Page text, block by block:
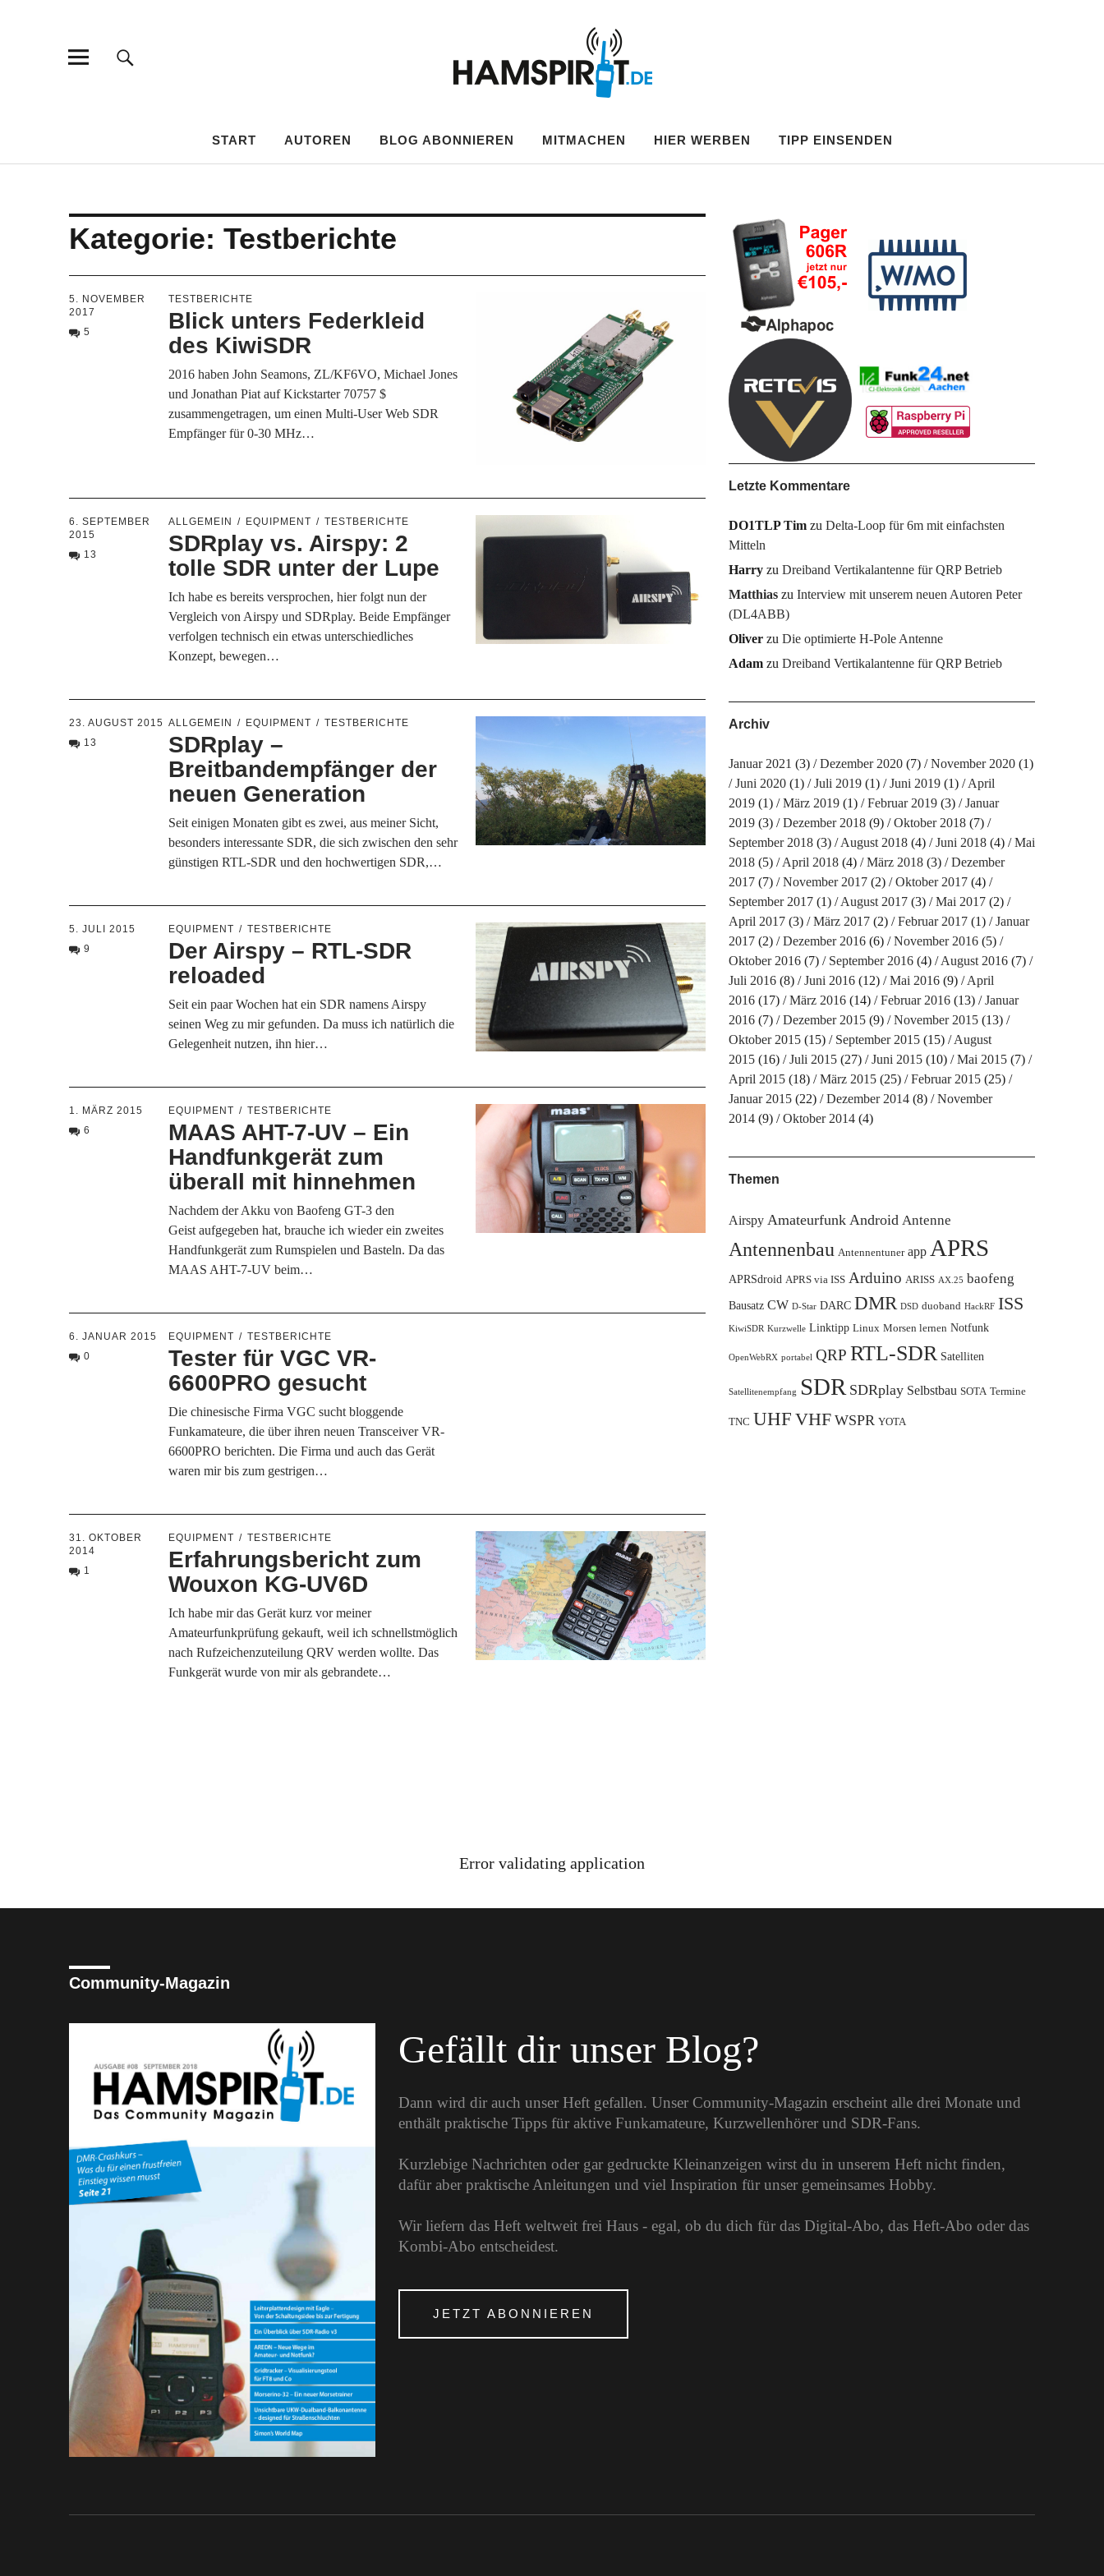
HAMSPIRIT.DE
START AUTOREN BLOG ABONNIEREN MITMACHEN HIER WERBEN TIPP EINSENDEN
Kategorie: Testberichte
5. NOVEMBER
2017
5
TESTBERICHTE
Blick unters Federkleid
des KiwiSDR
2016 haben John Seamons, ZL/KF6VO, Michael Jones
und Jonathan Piat auf Kickstarter 70757 $
zusammengetragen, um einen Multi-User Web SDR
Empfänger für 0-30 MHz…
6. SEPTEMBER
2015
13
ALLGEMEIN EQUIPMENT TESTBERICHTE
SDRplay vs. Airspy: 2
tolle SDR unter der Lupe
Ich habe es bereits versprochen, hier folgt nun der
Vergleich von Airspy und SDRplay. Beide Empfänger
verfolgen technisch ein etwas unterschiedliches
Konzept, bewegen…
23. AUGUST 2015
13
ALLGEMEIN EQUIPMENT TESTBERICHTE
SDRplay –
Breitbandempfänger der
neuen Generation
Seit einigen Monaten gibt es zwei, aus meiner Sicht,
besonders interessante SDR, die sich zwischen den sehr
günstigen RTL-SDR und den hochwertigen SDR,…
5. JULI 2015
9
EQUIPMENT TESTBERICHTE
Der Airspy – RTL-SDR
reloaded
Seit ein paar Wochen hat ein SDR namens Airspy
seinen Weg zu mir gefunden. Da muss ich natürlich die
Gelegenheit nutzen, ihn hier…
1. MÄRZ 2015
6
EQUIPMENT TESTBERICHTE
MAAS AHT-7-UV – Ein
Handfunkgerät zum
überall mit hinnehmen
Nachdem der Akku von Baofeng GT-3 den
Geist aufgegeben hat, brauche ich wieder ein zweites
Handfunkgerät zum Rumspielen und Basteln. Da das
MAAS AHT-7-UV beim…
6. JANUAR 2015
0
EQUIPMENT TESTBERICHTE
Tester für VGC VR-
6600PRO gesucht
Die chinesische Firma VGC sucht bloggende
Funkamateure, die über ihren neuen Transceiver VR-
6600PRO berichten. Die Firma und auch das Gerät
waren mir bis zum gestrigen…
31. OKTOBER
2014
1
EQUIPMENT TESTBERICHTE
Erfahrungsbericht zum
Wouxon KG-UV6D
Ich habe mir das Gerät kurz vor meiner
Amateurfunkprüfung gekauft, weil ich schnellstmöglich
nach Rufzeichenzuteilung QRV werden wollte. Das
Funkgerät wurde von mir als gebrandete…
Letzte Kommentare
DO1TLP Timzu Delta-Loop für 6m mit einfachsten
Mitteln
Harryzu Dreiband Vertikalantenne für QRP Betrieb
Matthiaszu Interview mit unserem neuen Autoren Peter
(DL4ABB)
Oliverzu Die optimierte H-Pole Antenne
Adamzu Dreiband Vertikalantenne für QRP Betrieb
Archiv
Januar 2021 (3) Dezember 2020(7) November 2020(1)
Juni 2020(1) Juli 2019(1) Juni 2019(1)
April
2019(1) März 2019(1) Februar 2019(3)
Januar
2019(3) Dezember 2018(9) Oktober 2018(7)
September 2018(3) August 2018(4) Juni 2018(4)
Mai
2018(5) April 2018(4) März 2018(3)
Dezember
2017(7) November 2017(2) Oktober 2017(4)
September 2017(1) August 2017(3) Mai 2017(2)
April 2017(3) März 2017(2) Februar 2017(1)
Januar
2017(2) Dezember 2016(6) November 2016(5)
Oktober 2016(7) September 2016(4) August 2016(7)
Juli 2016(8) Juni 2016(12) Mai 2016(9)
April
2016(17) März 2016(14) Februar 2016(13)
Januar
2016(7) Dezember 2015(9) November 2015(13)
Oktober 2015(15) September 2015(15)
August
2015(16) Juli 2015(27) Juni 2015(10) Mai 2015(7)
April 2015(18) März 2015(25) Februar 2015(25)
Januar 2015(22) Dezember 2014(8)
November
2014(9) Oktober 2014(4)
Themen
Airspy Amateurfunk Android Antenne
Antennenbau Antennentuner app APRS
APRSdroid APRS via ISS Arduino ARISS AX.25 baofeng
Bausatz CW D-Star DARC DMR DSD duoband HackRF ISS
KiwiSDR Kurzwelle Linktipp Linux Morsen lernen Notfunk
OpenWebRX portabel QRP RTL-SDR Satelliten
Satellitenempfang SDR SDRplay Selbstbau SOTA Termine
TNC UHF VHF WSPR YOTA
Error validating application
Community-Magazin
Gefällt dir unser Blog?
Dann wird dir auch unser Heft gefallen. Unser Community-Magazin erscheint alle drei Monate und
enthält praktische Tipps für aktive Funkamateure, Kurzwellenhörer und SDR-Fans.
Kurzlebige Nachrichten oder gar gedruckte Kleinanzeigen wirst du in unserem Heft nicht finden,
dafür aber praktische Anleitungen und viel Inspiration für unser gemeinsames Hobby.
Wir liefern das Heft weltweit frei Haus - egal, ob du dich für das Digital-Abo, das Heft-Abo oder das
Kombi-Abo entscheidest.
JETZT ABONNIEREN